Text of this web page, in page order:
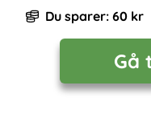
Du sparer: 60 kr
Gå